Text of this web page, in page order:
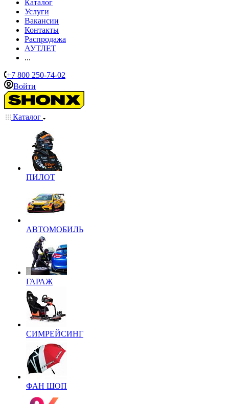
Каталог
Услуги
Вакансии
Контакты
Распродажа
АУТЛЕТ
...
+7 800 250-74-02
Войти
Каталог
ПИЛОТ
АВТОМОБИЛЬ
ГАРАЖ
СИМРЕЙСИНГ
ФАН ШОП